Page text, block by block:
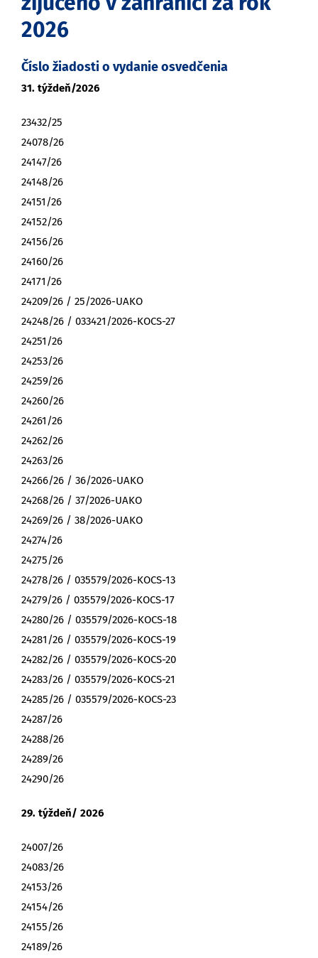
2026
Číslo žiadosti o vydanie osvedčenia
31. týždeň/2026
23432/25
24078/26
24147/26
24148/26
24151/26
24152/26
24156/26
24160/26
24171/26
24209/26 / 25/2026-UAKO
24248/26 / 033421/2026-KOCS-27
24251/26
24253/26
24259/26
24260/26
24261/26
24262/26
24263/26
24266/26 / 36/2026-UAKO
24268/26 / 37/2026-UAKO
24269/26 / 38/2026-UAKO
24274/26
24275/26
24278/26 / 035579/2026-KOCS-13
24279/26 / 035579/2026-KOCS-17
24280/26 / 035579/2026-KOCS-18
24281/26 / 035579/2026-KOCS-19
24282/26 / 035579/2026-KOCS-20
24283/26 / 035579/2026-KOCS-21
24285/26 / 035579/2026-KOCS-23
24287/26
24288/26
24289/26
24290/26
29. týždeň/ 2026
24007/26
24083/26
24153/26
24154/26
24155/26
24189/26